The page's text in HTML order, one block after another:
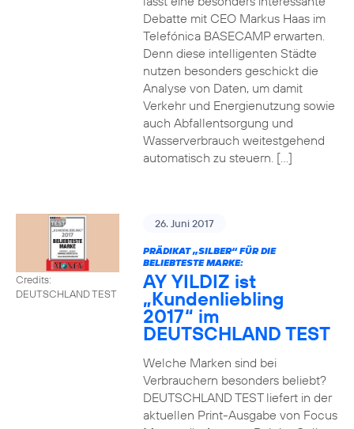
Debatte mit CEO Markus Haas im
Telefónica BASECAMP erwarten.
Denn diese intelligenten Städte
nutzen besonders geschickt die
Analyse von Daten, um damit
Verkehr und Energienutzung sowie
auch Abfallentsorgung und
Wasserverbrauch weitestgehend
automatisch zu steuern. […]
Credits:
DEUTSCHLAND TEST
26. Juni 2017
PRÄDIKAT „SILBER“ FÜR DIE
BELIEBTESTE MARKE:
AY YILDIZ ist
„Kundenliebling
2017“ im
DEUTSCHLAND TEST
Welche Marken sind bei
Verbrauchern besonders beliebt?
DEUTSCHLAND TEST liefert in der
aktuellen Print-Ausgabe von Focus